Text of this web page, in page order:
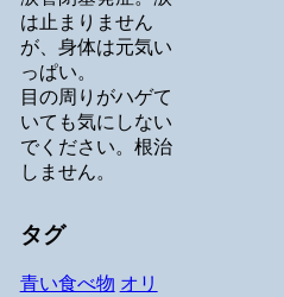
は止まりません
が、身体は元気い
っぱい。
目の周りがハゲて
いても気にしない
でください。根治
しません。
タグ
青い食べ物 オリ